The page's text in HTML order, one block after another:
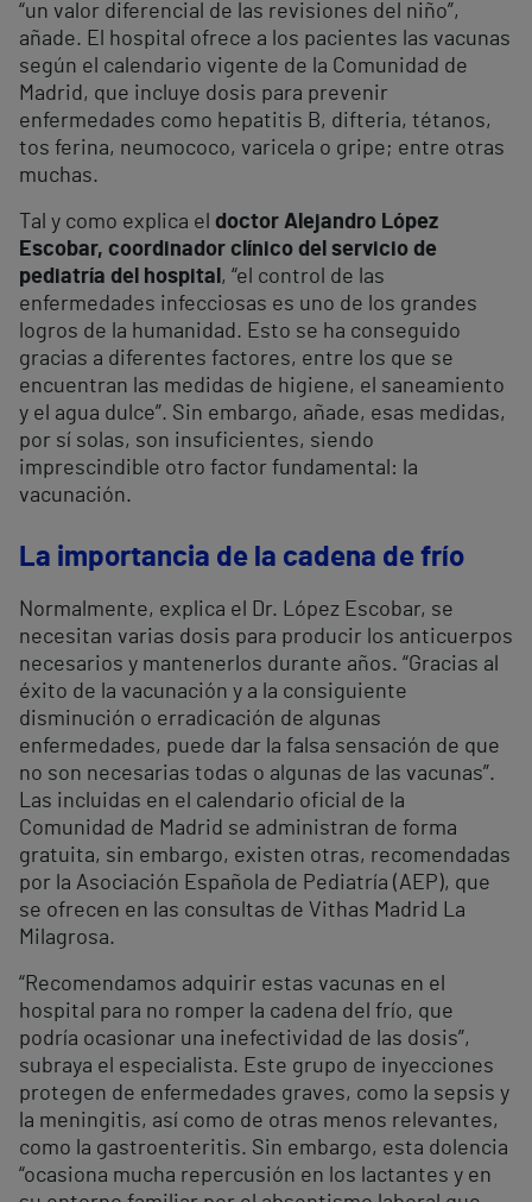
“un valor diferencial de las revisiones del niño”,
añade. El hospital ofrece a los pacientes las vacunas
según el calendario vigente de la Comunidad de
Madrid, que incluye dosis para prevenir
enfermedades como hepatitis B, difteria, tétanos,
tos ferina, neumococo, varicela o gripe; entre otras
muchas.
Tal y como explica el doctor Alejandro López
Escobar, coordinador clínico del servicio de
pediatría del hospital , “el control de las
enfermedades infecciosas es uno de los grandes
logros de la humanidad. Esto se ha conseguido
gracias a diferentes factores, entre los que se
encuentran las medidas de higiene, el saneamiento
y el agua dulce”. Sin embargo, añade, esas medidas,
por sí solas, son insuficientes, siendo
imprescindible otro factor fundamental: la
vacunación.
La importancia de la cadena de frío
Normalmente, explica el Dr. López Escobar, se
necesitan varias dosis para producir los anticuerpos
necesarios y mantenerlos durante años. “Gracias al
éxito de la vacunación y a la consiguiente
disminución o erradicación de algunas
enfermedades, puede dar la falsa sensación de que
no son necesarias todas o algunas de las vacunas”.
Las incluidas en el calendario oficial de la
Comunidad de Madrid se administran de forma
gratuita, sin embargo, existen otras, recomendadas
por la Asociación Española de Pediatría (AEP), que
se ofrecen en las consultas de Vithas Madrid La
Milagrosa.
“Recomendamos adquirir estas vacunas en el
hospital para no romper la cadena del frío, que
podría ocasionar una inefectividad de las dosis”,
subraya el especialista. Este grupo de inyecciones
protegen de enfermedades graves, como la sepsis y
la meningitis, así como de otras menos relevantes,
como la gastroenteritis. Sin embargo, esta dolencia
“ocasiona mucha repercusión en los lactantes y en